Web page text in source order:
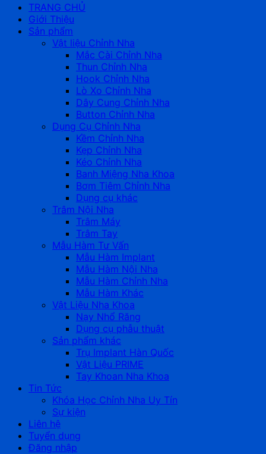
TRANG CHỦ
Giới Thiệu
Sản phẩm
Vật liệu Chỉnh Nha
Mắc Cài Chỉnh Nha
Thun Chỉnh Nha
Hook Chỉnh Nha
Lò Xo Chỉnh Nha
Dây Cung Chỉnh Nha
Button Chỉnh Nha
Dụng Cụ Chỉnh Nha
Kềm Chỉnh Nha
Kẹp Chỉnh Nha
Kéo Chỉnh Nha
Banh Miệng Nha Khoa
Bơm Tiêm Chỉnh Nha
Dụng cụ khác
Trâm Nội Nha
Trâm Máy
Trâm Tay
Mẫu Hàm Tư Vấn
Mẫu Hàm Implant
Mẫu Hàm Nội Nha
Mẫu Hàm Chỉnh Nha
Mẫu Hàm Khác
Vật Liệu Nha Khoa
Nạy Nhổ Răng
Dụng cụ phẫu thuật
Sản phẩm khác
Trụ Implant Hàn Quốc
Vật Liệu PRIME
Tay Khoan Nha Khoa
Tin Tức
Khóa Học Chỉnh Nha Uy Tín
Sự kiện
Liên hệ
Tuyển dụng
Đăng nhập